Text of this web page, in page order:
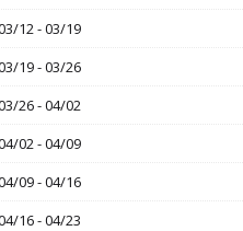
12 - 03/19
19 - 03/26
26 - 04/02
02 - 04/09
09 - 04/16
16 - 04/23